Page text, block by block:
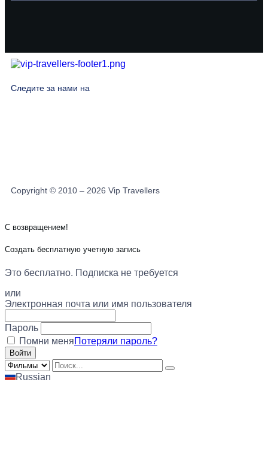
Следите за нами на
Copyright © 2010 – 2026 Vip Travellers
С возвращением!
Создать бесплатную учетную запись
Это бесплатно. Подписка не требуется
или
Электронная почта или имя пользователя
Пароль
Помни меняПотеряли пароль?
Russian